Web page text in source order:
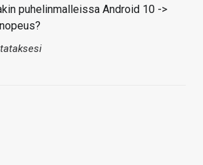
puhelinmalleissa Android 10 ->